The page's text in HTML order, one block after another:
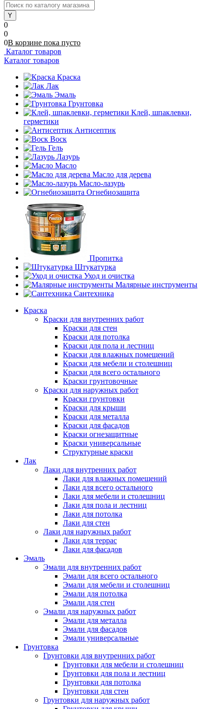
0
0
0В корзине пока пусто
Каталог товаров
Каталог товаров
Краска
Лак
Эмаль
Грунтовка
Клей, шпаклевки,
герметики
Антисептик
Воск
Гель
Лазурь
Масло
Масло для дерева
Масло-лазурь
Огнебиозащита
Пропитка
Штукатурка
Уход и очистка
Малярные инструменты
Сантехника
Краска
Краски для внутренних работ
Краски для стен
Краски для потолка
Краски для пола и лестниц
Краски для влажных помещений
Краски для мебели и столешниц
Краски для всего остального
Краски грунтовочные
Краски для наружных работ
Краски грунтовки
Краски для крыши
Краски для металла
Краски для фасадов
Краски огнезащитные
Краски универсальные
Структурные краски
Лак
Лаки для внутренних работ
Лаки для влажных помещений
Лаки для всего остального
Лаки для мебели и столешниц
Лаки для пола и лестниц
Лаки для потолка
Лаки для стен
Лаки для наружных работ
Лаки для террас
Лаки для фасадов
Эмаль
Эмали для внутренних работ
Эмали для всего остального
Эмали для мебели и столешниц
Эмали для потолка
Эмали для стен
Эмали для наружных работ
Эмали для металла
Эмали для фасадов
Эмали универсальные
Грунтовка
Грунтовки для внутренних работ
Грунтовки для мебели и столешниц
Грунтовки для пола и лестниц
Грунтовки для потолка
Грунтовки для стен
Грунтовки для наружных работ